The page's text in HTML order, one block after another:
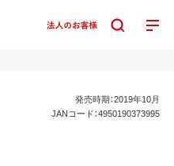
発売時期：2019年10月
JANコード：4950190373995